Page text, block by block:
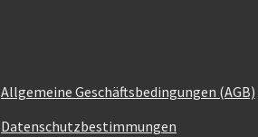
Allgemeine Geschäftsbedingungen (AGB)
Datenschutzbestimmungen